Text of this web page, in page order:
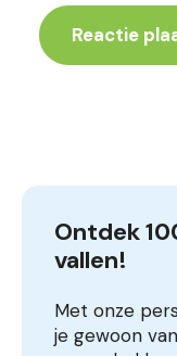
Ontdek
vallen!
Met onze
je gewoon